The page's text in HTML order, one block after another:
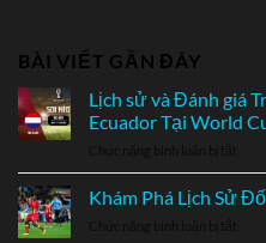
BÀI VIẾT GẦN ĐÂY
Lịch sử và Đánh giá
Ecuador Tại World
Lịch
sử
Khám Phá Lịch Sử